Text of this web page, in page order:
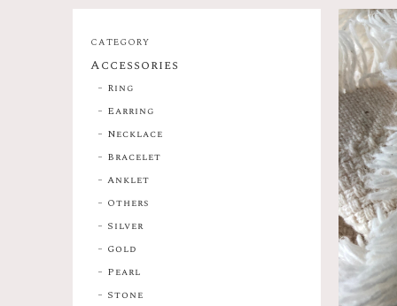
CATEGORY
Accessories
Ring
Earring
Necklace
Bracelet
Anklet
Others
Silver
Gold
Pearl
Stone